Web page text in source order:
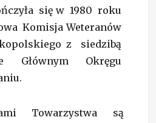
się w 1980 roku
Komisja Weteranów
z siedzibą
Głównym Okręgu
Towarzystwa są